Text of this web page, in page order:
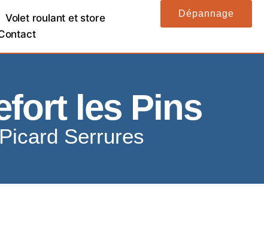
Volet roulant et store
Dépannage
les Pins
Serrures